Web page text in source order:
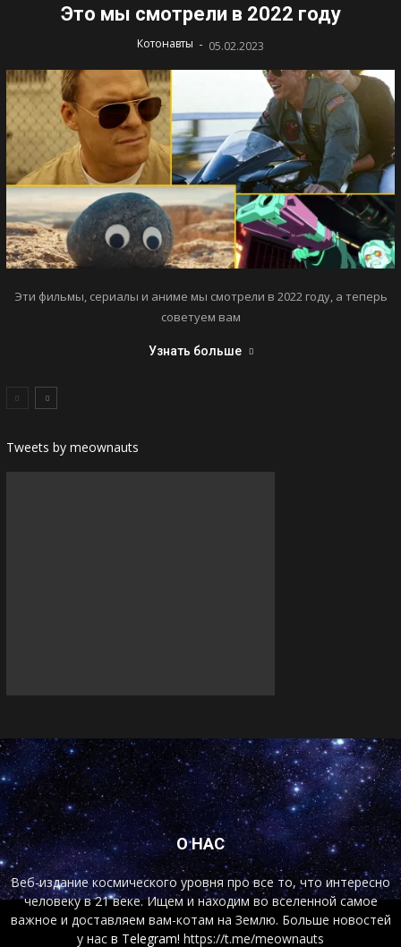
Это мы смотрели в 2022 году
Котонавты - 05.02.2023
Эти фильмы, сериалы и аниме мы смотрели в 2022 году, а теперь
советуем вам
Узнать больше
Tweets by meownauts
О НАС
Веб-издание космического уровня про все то, что интересно
человеку в 21 веке. Ищем и находим во вселенной самое
важное и доставляем вам-котам на Землю. Больше новостей
у нас в Telegram! https://t.me/meownauts